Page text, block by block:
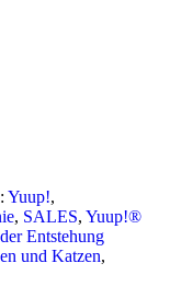
Yuup!,
, SALES, Yuup!®
Entstehung
und Katzen,